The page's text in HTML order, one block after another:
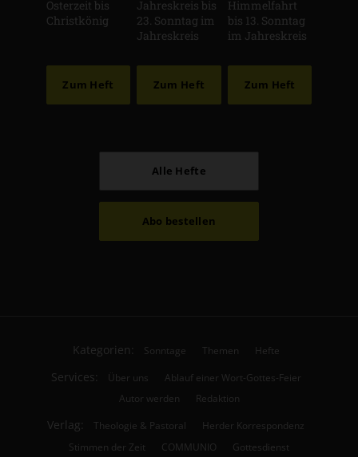
Osterzeit bis
Christkönig
Zum Heft
Jahreskreis bis
23. Sonntag im
Jahreskreis
Zum Heft
Himmelfahrt
bis 13. Sonntag
im Jahreskreis
Zum Heft
Alle Hefte
Abo bestellen
Kategorien: Sonntage Themen Hefte
Services: Über uns
Ablauf einer Wort-Gottes-Feier
Autor werden
Redaktion
Verlag: Theologie & Pastoral
Herder Korrespondenz
Stimmen der Zeit
COMMUNIO
Gottesdienst